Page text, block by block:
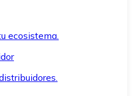
ecosistema.